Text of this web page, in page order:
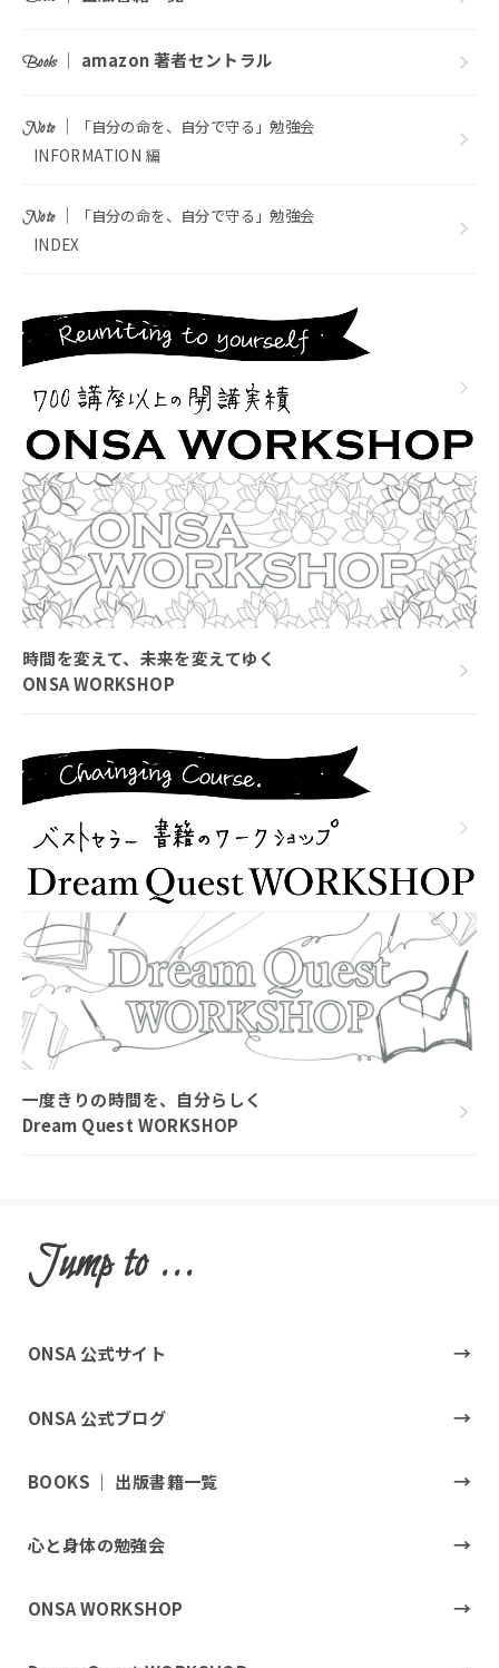
Books｜ amazon 著者セントラル
Note｜
「自分の命を、自分で守る」勉強会
INFORMATION 編
Note｜
「自分の命を、自分で守る」勉強会
INDEX
時間を変えて、未来を変えてゆく
ONSA WORKSHOP
一度きりの時間を、自分らしく
Dream Quest WORKSHOP
Jump to ...
ONSA 公式サイト
ONSA 公式ブログ
BOOKS ｜ 出版書籍一覧
心と身体の勉強会
ONSA WORKSHOP